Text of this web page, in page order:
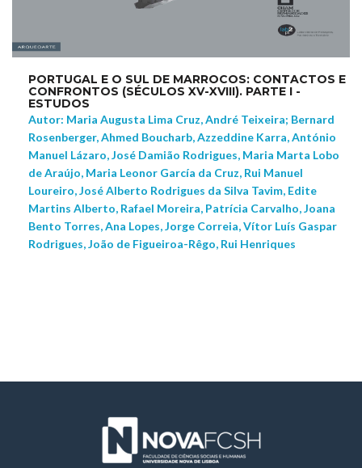
PORTUGAL E O SUL DE MARROCOS: CONTACTOS E
CONFRONTOS (SÉCULOS XV-XVIII). PARTE I -
ESTUDOS
Autor: Maria Augusta Lima Cruz, André Teixeira; Bernard
Rosenberger, Ahmed Boucharb, Azzeddine Karra, António
Manuel Lázaro, José Damião Rodrigues, Maria Marta Lobo
de Araújo, Maria Leonor García da Cruz, Rui Manuel
Loureiro, José Alberto Rodrigues da Silva Tavim, Edite
Martins Alberto, Rafael Moreira, Patrícia Carvalho, Joana
Bento Torres, Ana Lopes, Jorge Correia, Vítor Luís Gaspar
Rodrigues, João de Figueiroa-Rêgo, Rui Henriques